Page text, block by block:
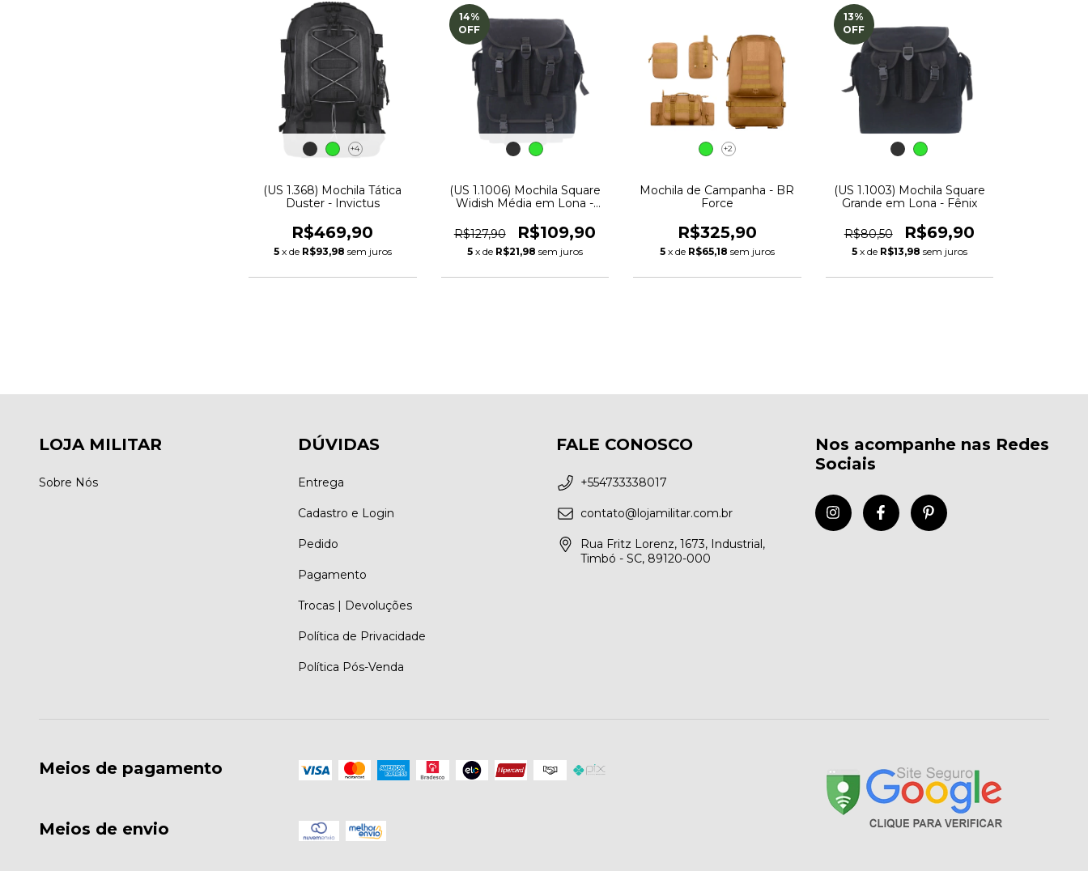
+4
(US 1.368) Mochila Tática
Duster - Invictus
R$469,90
5 x de R$93,98 sem juros
14%
OFF
(US 1.1006) Mochila Square
Widish Média em Lona -
R$127,90
R$109,90
5 x de R$21,98 sem juros
+2
Mochila de Campanha - BR
Force
R$325,90
5 x de R$65,18 sem juros
13%
OFF
(US 1.1003) Mochila Square
Grande em Lona - Fênix
R$80,50 R$69,90
5 x de R$13,98 sem juros
LOJA MILITAR
Sobre Nós
DÚVIDAS
Entrega
Cadastro e Login
Pedido
Pagamento
Trocas | Devoluções
Política de Privacidade
Política Pós-Venda
FALE CONOSCO
+554733338017
contato@lojamilitar.com.br
Rua Fritz Lorenz, 1673, Industrial,
Timbó - SC, 89120-000
Nos acompanhe nas Redes
Sociais
Meios de pagamento
Meios de envio